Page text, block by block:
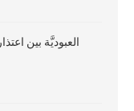
العبوديَّة بين